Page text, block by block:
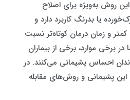
روش به‌ویژه برای اصلاح
یا بدرنگ کاربرد دارد و
کمتر و زمان درمان کوتاه‌تر نسبت
برخی موارد، برخی از بیماران
احساس پشیمانی می‌کنند. در
این پشیمانی و روش‌های مقابله